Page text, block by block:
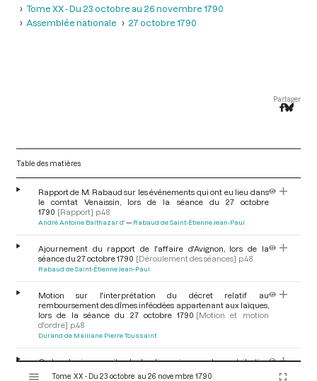
Tome XX - Du 23 octobre au 26 novembre 1790
Assemblée nationale
27 octobre 1790
Partager
Table des matières
Rapport de M. Rabaud sur les événements qui ont eu lieu dans
le comtat Venaissin, lors de la séance du 27 octobre
1790 [Rapport] p.48
André Antoine Balthazar d' Rabaud de Saint-Étienne Jean-Paul
Ajournement du rapport de l'affaire d'Avignon, lors de la
séance du 27 octobre 1790 [Déroulement des séances] p.48
Rabaud de Saint-Étienne Jean-Paul
Motion sur l'interprétation du décret relatif au
remboursement des dîmes inféodées appartenant aux laïques,
lors de la séance du 27 octobre 1790 [Motion et motion
d'ordre] p.48
Durand de Maillane Pierre Toussaint
Ordre du jour : suite de la discussion sur la contribution
Tome XX - Du 23 octobre au 26 novembre 1790